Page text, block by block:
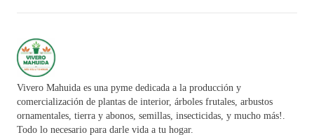
Vivero Mahuida es una pyme dedicada a la producción y
comercialización de plantas de interior, árboles frutales, arbustos
ornamentales, tierra y abonos, semillas, insecticidas, y mucho más!.
Todo lo necesario para darle vida a tu hogar.